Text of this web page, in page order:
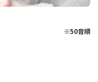
※50音順